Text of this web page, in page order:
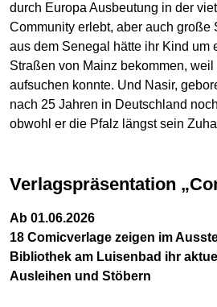
durch Europa Ausbeutung in der
Community erlebt, aber auch große
aus dem Senegal hätte ihr Kind um
Straßen von Mainz bekommen,
aufsuchen konnte. Und Nasir,
nach 25 Jahren in Deutschland
obwohl er die Pfalz längst sein
Verlagspräsentation
Ab 01.06.2026
18 Comicverlage zeigen im
Bibliothek am Luisenbad ihr
Ausleihen und Stöbern